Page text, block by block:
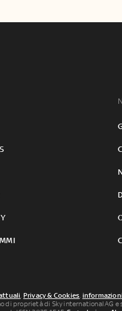
, Privacy & Cookies,
proprietà di Sky international AG e